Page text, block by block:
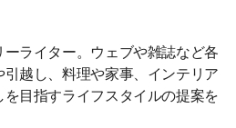
ライター。ウェブや雑誌など各
越し、料理や家事、インテリア
目指すライフスタイルの提案を